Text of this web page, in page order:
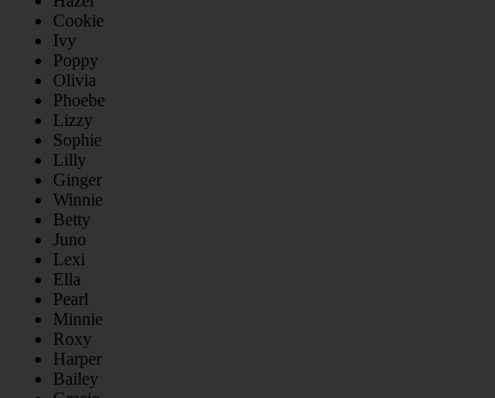
Cookie
Ivy
Poppy
Olivia
Phoebe
Lizzy
Sophie
Lilly
Ginger
Winnie
Betty
Juno
Lexi
Ella
Pearl
Minnie
Roxy
Harper
Bailey